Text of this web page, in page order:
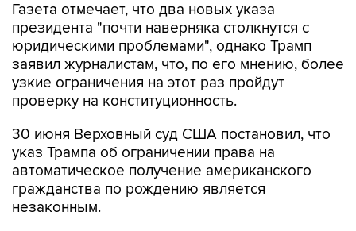
Газета отмечает, что два новых указа
президента "почти наверняка столкнутся с
юридическими проблемами", однако Трамп
заявил журналистам, что, по его мнению, более
узкие ограничения на этот раз пройдут
проверку на конституционность.
30 июня Верховный суд США постановил, что
указ Трампа об ограничении права на
автоматическое получение американского
гражданства по рождению является
незаконным.